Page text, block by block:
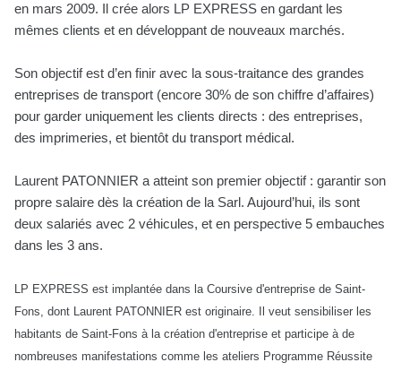
en mars 2009. Il crée alors LP EXPRESS en gardant les
mêmes clients et en développant de nouveaux marchés.
Son objectif est d’en finir avec la sous-traitance des grandes
entreprises de transport (encore 30% de son chiffre d’affaires)
pour garder uniquement les clients directs : des entreprises,
des imprimeries, et bientôt du transport médical.
Laurent PATONNIER a atteint son premier objectif : garantir son
propre salaire dès la création de la Sarl. Aujourd’hui, ils sont
deux salariés avec 2 véhicules, et en perspective 5 embauches
dans les 3 ans.
LP EXPRESS est implantée dans la Coursive d'entreprise de Saint-
Fons, dont Laurent PATONNIER est originaire. Il veut sensibiliser les
habitants de Saint-Fons à la création d'entreprise et participe à de
nombreuses manifestations comme les ateliers Programme Réussite